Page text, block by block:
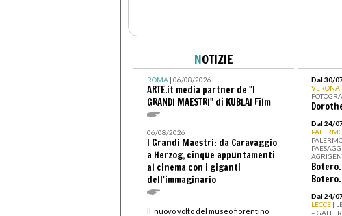
NOTIZIE
ROMA| 06/08/2026
ARTE.it media partner de "I
GRANDI MAESTRI" di KUBLAI Film
06/08/2026
I Grandi Maestri: da Caravaggio
a Herzog, cinque appuntamenti
al cinema con i giganti
dell'immaginario
Il nuovo volto del museo fiorentino
Dal 30/
VERONA
Dal 24/
Dal 24/
LECCE |
–